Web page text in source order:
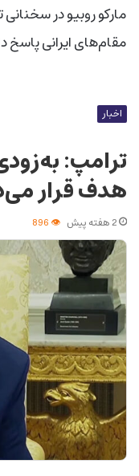
مارکو روبیو در
مقام‌های ایرانی پاسخ
اخبار
ترامپ:
هدف قرار
2 هفته پیش